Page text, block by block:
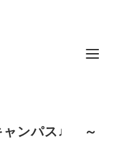
ャンパス♩ ～